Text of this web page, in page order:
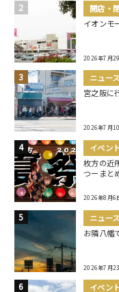
開店・
イオンモ
2026年7月
ニュース
宮之阪に
2026年7月
イベント
枚方の近
つーまと
2026年8月6
ニュース
お隣八幡
2026年7月
イベント